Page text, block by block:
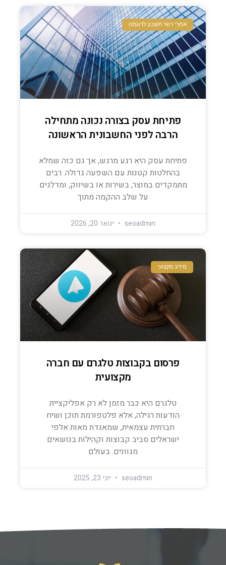
אתרי רואי חשבון לדוגמה
פתיחת עסק בצורה נכונה מתחילה
הרבה לפני החשבונית הראשונה
פתיחת עסק היא רגע מרגש, אך גם כזה שמלא
בהחלטות קטנות עם השפעה גדולה. רבים
מתמקדים במוצר, בשירות או בשיווק, ומדלגים
על שלב ההקמה מתוך
seoadmin ינואר 20, 2026
מידע מקצועי
פרסום בקבוצות טלגרם עם חברה
מקצועית
טלגרם היא כבר מזמן לא רק אפליקציית
הודעות רגילה, אלא פלטפורמת תוכן ושיח
חברתית עצמאית, שמאגדת מאות אלפי
ישראלים סביב קבוצות וקהילות בנושאים
מגוונים. בעולם
seoadmin יוני 23, 2025